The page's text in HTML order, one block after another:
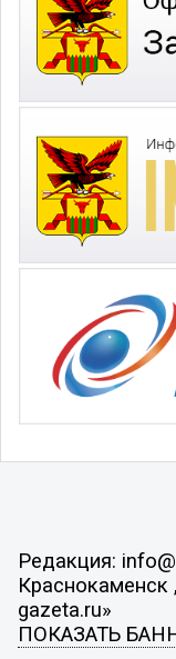
Редакция:
Краснокаменск
gazeta.ru»
ПОКАЗАТЬ